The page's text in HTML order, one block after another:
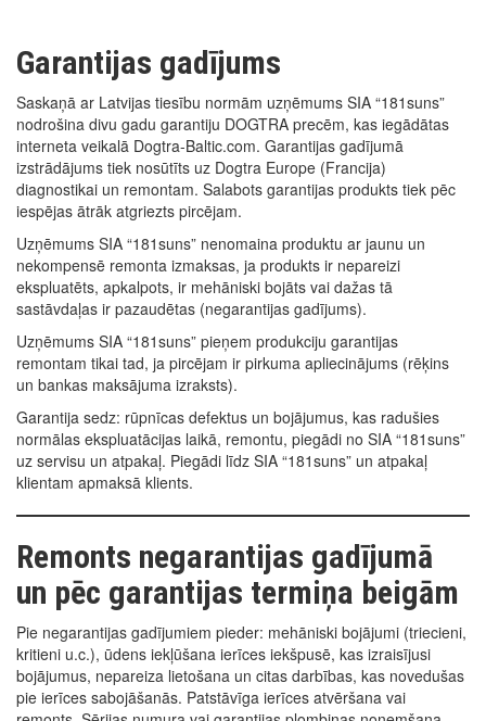
Garantijas gadījums
Saskaņā ar Latvijas tiesību normām uzņēmums SIA “181suns”
nodrošina divu gadu garantiju DOGTRA precēm, kas iegādātas
interneta veikalā Dogtra-Baltic.com. Garantijas gadījumā
izstrādājums tiek nosūtīts uz Dogtra Europe (Francija)
diagnostikai un remontam. Salabots garantijas produkts tiek pēc
iespējas ātrāk atgriezts pircējam.
Uzņēmums SIA “181suns” nenomaina produktu ar jaunu un
nekompensē remonta izmaksas, ja produkts ir nepareizi
ekspluatēts, apkalpots, ir mehāniski bojāts vai dažas tā
sastāvdaļas ir pazaudētas (negarantijas gadījums).
Uzņēmums SIA “181suns” pieņem produkciju garantijas
remontam tikai tad, ja pircējam ir pirkuma apliecinājums (rēķins
un bankas maksājuma izraksts).
Garantija sedz: rūpnīcas defektus un bojājumus, kas radušies
normālas ekspluatācijas laikā, remontu, piegādi no SIA “181suns”
uz servisu un atpakaļ. Piegādi līdz SIA “181suns” un atpakaļ
klientam apmaksā klients.
Remonts negarantijas gadījumā
un pēc garantijas termiņa beigām
Pie negarantijas gadījumiem pieder: mehāniski bojājumi (triecieni,
kritieni u.c.), ūdens iekļūšana ierīces iekšpusē, kas izraisījusi
bojājumus, nepareiza lietošana un citas darbības, kas novedušas
pie ierīces sabojāšanās. Patstāvīga ierīces atvēršana vai